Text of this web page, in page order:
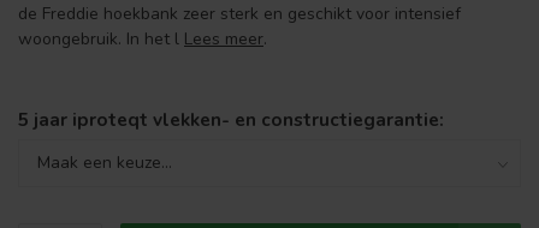
de Freddie hoekbank zeer sterk en geschikt voor intensief
woongebruik. In het l Lees meer.
5 jaar iproteqt vlekken- en constructiegarantie: